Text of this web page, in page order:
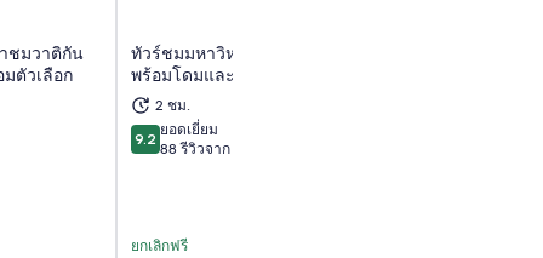
ชมวาติกัน
ตัวเลือก
ทัวร์ชมมหาวิหารเซนต์ปีเตอร์
พร้อมโดมและห้องใต้ดิน
2 ชม.
9.29.2 จาก 10
ยอดเยี่ยม
88 รีวิวจาก
ยกเลิกฟรี